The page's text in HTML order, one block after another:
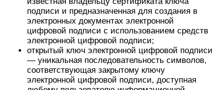
подписи и предназначенная для создания в
электронных документах электронной
цифровой подписи с использованием средств
электронной цифровой подписи;
открытый ключ электронной цифровой подписи
— уникальная последовательность символов,
соответствующая закрытому ключу
электронной цифровой подписи, доступная